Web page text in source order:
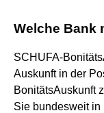
Welche Bank
SCHUFA-
Auskunft in der
BonitätsAuskunft
Sie bundesweit